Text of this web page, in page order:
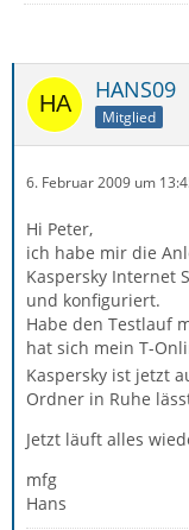
HANS09
Mitglied
6. Februar 2009 um
Hi Peter,
ich habe mir die
Kaspersky Internet
und konfiguriert.
Habe den Testlauf
hat sich mein T-
Kaspersky ist jetzt
Ordner in Ruhe
Jetzt läuft alles
mfg
Hans